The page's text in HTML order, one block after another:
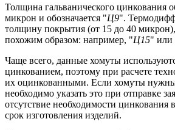
Толщина гальванического цинкования
микрон и обозначается "Ц9".
толщину покрытия (от 15 до 40 микрон),
похожим образом: например, "Ц15" или
Чаще всего, данные хомуты
цинкованием, поэтому при расчете
их оцинкованными. Если хомуты
необходимо указать это при отправке
отсутствие необходимости цинкования
срок изготовления изделий.